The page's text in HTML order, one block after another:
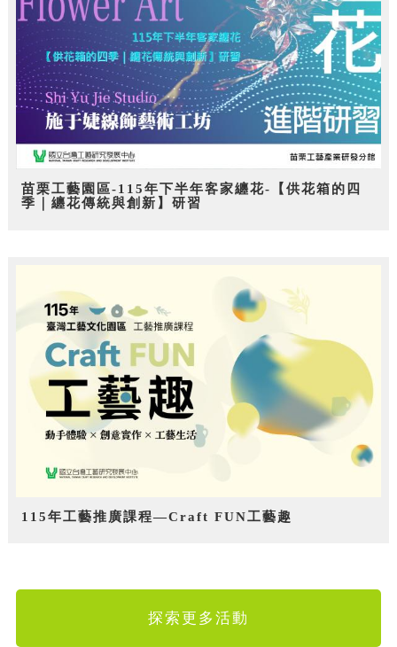
苗栗工藝園區-115年下半年客家纏花-【供花箱的四
季｜纏花傳統與創新】研習
115年工藝推廣課程—Craft FUN工藝趣
探索更多活動